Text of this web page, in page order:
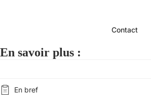
Contact
En savoir plus :
En bref